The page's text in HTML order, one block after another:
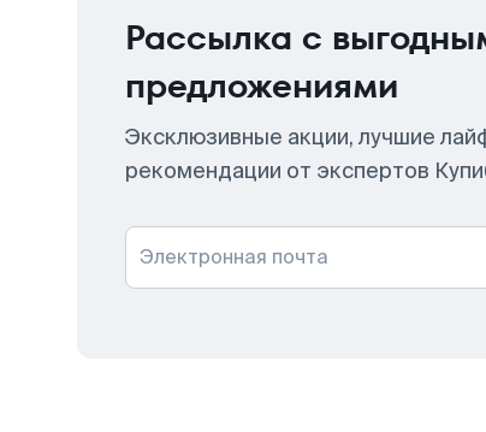
Рассылка с
предложениями
Эксклюзивные акции, лучшие
рекомендации от экспертов
Электронная почта